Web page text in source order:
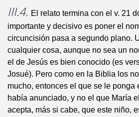
III.4. El relato termina con el v. 21
importante y decisivo es poner el
circuncisión pasa a segundo plano.
cualquier cosa, aunque no sea un
el de Jesús es bien conocido (es
Josué). Pero como en la Biblia los
mucho, entonces el que se le ponga
había anunciado, y no el que María
acepta, más si cabe, que este niño,